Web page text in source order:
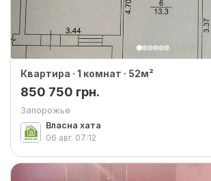
Квартира · 1 комнат · 52м²
850 750 грн.
Запорожье
Власна хата
06 авг. 07:12